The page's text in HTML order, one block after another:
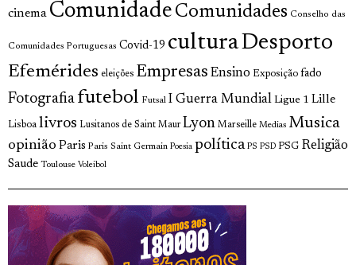
cinema Comunidade Comunidades Conselho das
Comunidades Portuguesas Covid-19 culturaDesporto
Efemérides eleições Empresas Ensino Exposição fado
Fotografia futebol Futsal I Guerra Mundial Ligue 1 Lille
Lisboa livros Lusitanos de Saint Maur Lyon Marseille Medias Musica
opinião Paris Paris Saint Germain Poesia política PS PSD PSG Religião
Saude Toulouse Voleibol